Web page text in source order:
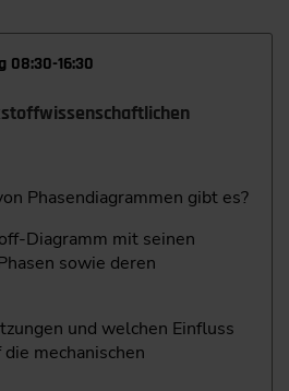
08:30-16:30
Phasendiagrammen gibt es?
Diagramm mit seinen
sowie deren
und welchen Einfluss
mechanischen